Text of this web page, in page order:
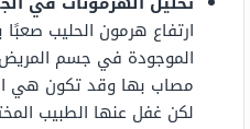
ارتفاع هرمون الحليب
الموجودة في جسم
مصاب بها وقد تكون هي
لكن غفل عنها الطبيب